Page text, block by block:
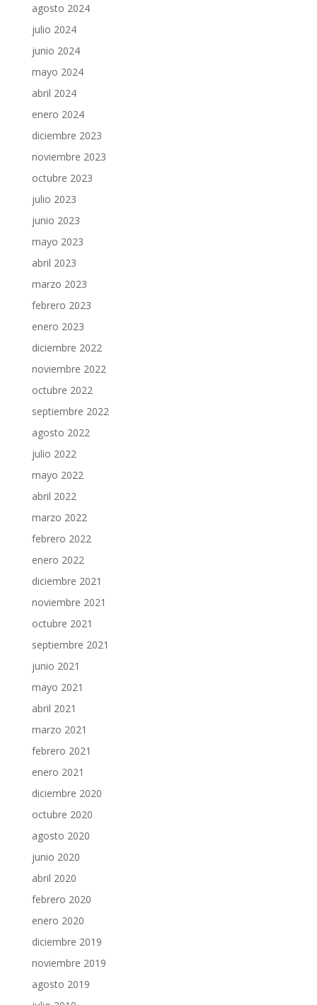
agosto 2024
julio 2024
junio 2024
mayo 2024
abril 2024
enero 2024
diciembre 2023
noviembre 2023
octubre 2023
julio 2023
junio 2023
mayo 2023
abril 2023
marzo 2023
febrero 2023
enero 2023
diciembre 2022
noviembre 2022
octubre 2022
septiembre 2022
agosto 2022
julio 2022
mayo 2022
abril 2022
marzo 2022
febrero 2022
enero 2022
diciembre 2021
noviembre 2021
octubre 2021
septiembre 2021
junio 2021
mayo 2021
abril 2021
marzo 2021
febrero 2021
enero 2021
diciembre 2020
octubre 2020
agosto 2020
junio 2020
abril 2020
febrero 2020
enero 2020
diciembre 2019
noviembre 2019
agosto 2019